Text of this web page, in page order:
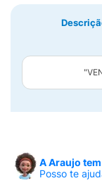
A Araujo
Posso te